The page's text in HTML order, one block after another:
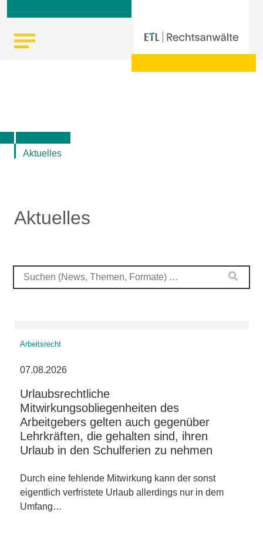
Skip
content
Aktuelles
Aktuelles
Arbeitsrecht
07.08.2026
Urlaubsrechtliche
Mitwirkungsobliegenheiten des
Arbeitgebers gelten auch gegenüber
Lehrkräften, die gehalten sind, ihren
Urlaub in den Schulferien zu nehmen
Durch eine fehlende Mitwirkung kann der sonst
eigentlich verfristete Urlaub allerdings nur in dem
Umfang…